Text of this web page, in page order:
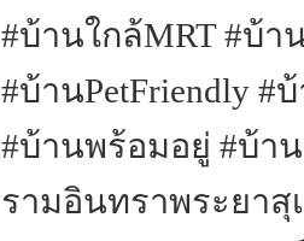
#บ้านใกล้MRT #บ้
#บ้านPetFriendly
#บ้านพร้อมอยู่ #บ้า
รามอินทราพระยาสุเ